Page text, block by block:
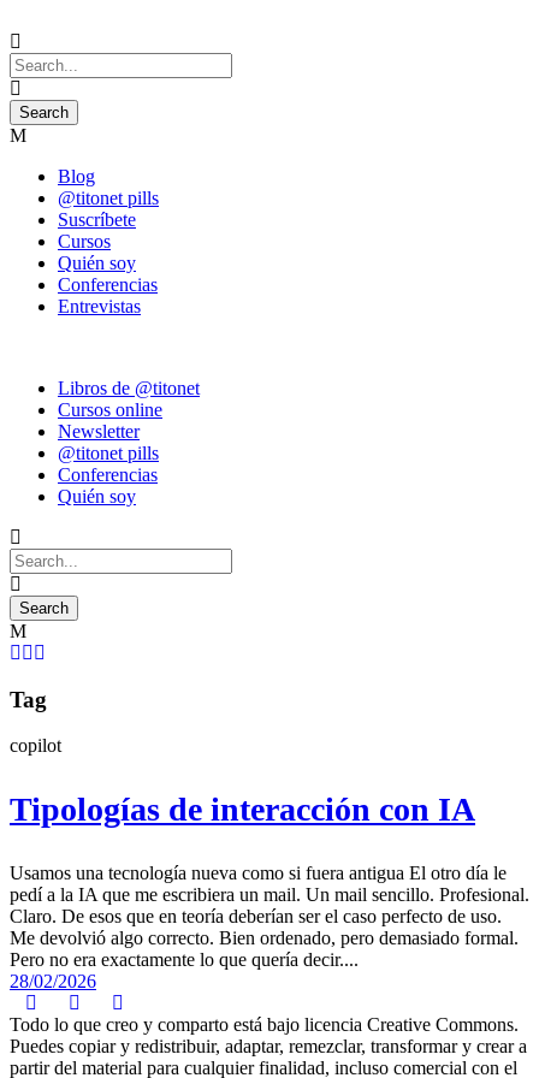
Blog
@titonet pills
Suscríbete
Cursos
Quién soy
Conferencias
Entrevistas
Libros de @titonet
Cursos online
Newsletter
@titonet pills
Conferencias
Quién soy
Tag
copilot
Tipologías de interacción con IA
Usamos una tecnología nueva como si fuera antigua El otro día le
pedí a la IA que me escribiera un mail. Un mail sencillo. Profesional.
Claro. De esos que en teoría deberían ser el caso perfecto de uso.
Me devolvió algo correcto. Bien ordenado, pero demasiado formal.
Pero no era exactamente lo que quería decir....
28/02/2026
Todo lo que creo y comparto está bajo licencia Creative Commons.
Puedes copiar y redistribuir, adaptar, remezclar, transformar y crear a
partir del material para cualquier finalidad, incluso comercial con el